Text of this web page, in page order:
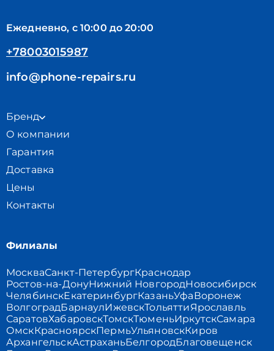
Ежедневно, с 10:00 до 20:00
+78003015987
info@phone-repairs.ru
Бренд
О компании
Гарантия
Доставка
Цены
Контакты
Филиалы
МоскваСанкт-ПетербургКраснодар
Ростов-на-ДонуНижний НовгородНовосибирск
ЧелябинскЕкатеринбургКазаньУфаВоронеж
ВолгоградБарнаулИжевскТольяттиЯрославль
СаратовХабаровскТомскТюменьИркутскСамара
ОмскКрасноярскПермьУльяновскКиров
АрхангельскАстраханьБелгородБлаговещенск